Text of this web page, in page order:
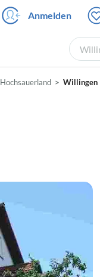
Anmelden
Hochsauerland Willingen